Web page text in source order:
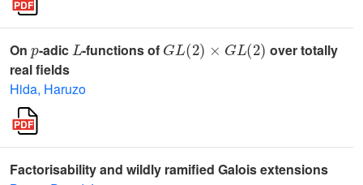
On -adic -functions of
(2 ) )
over totally
real fields
Hida, Haruzo
Factorisability and wildly ramified Galois extensions